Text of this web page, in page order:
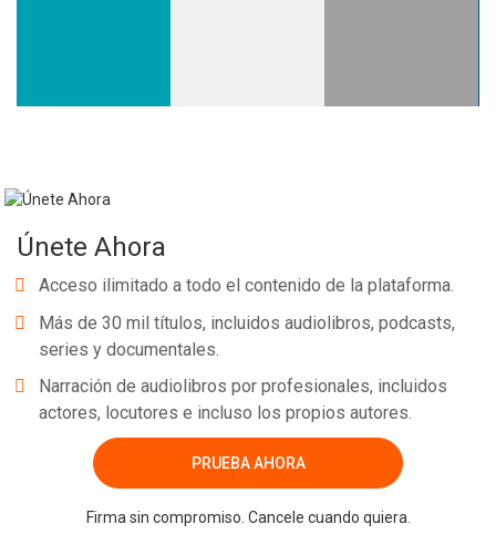
Únete Ahora
Acceso ilimitado a todo el contenido de la plataforma.
Más de 30 mil títulos, incluidos audiolibros, podcasts,
series y documentales.
Narración de audiolibros por profesionales, incluidos
actores, locutores e incluso los propios autores.
PRUEBA AHORA
Firma sin compromiso. Cancele cuando quiera.